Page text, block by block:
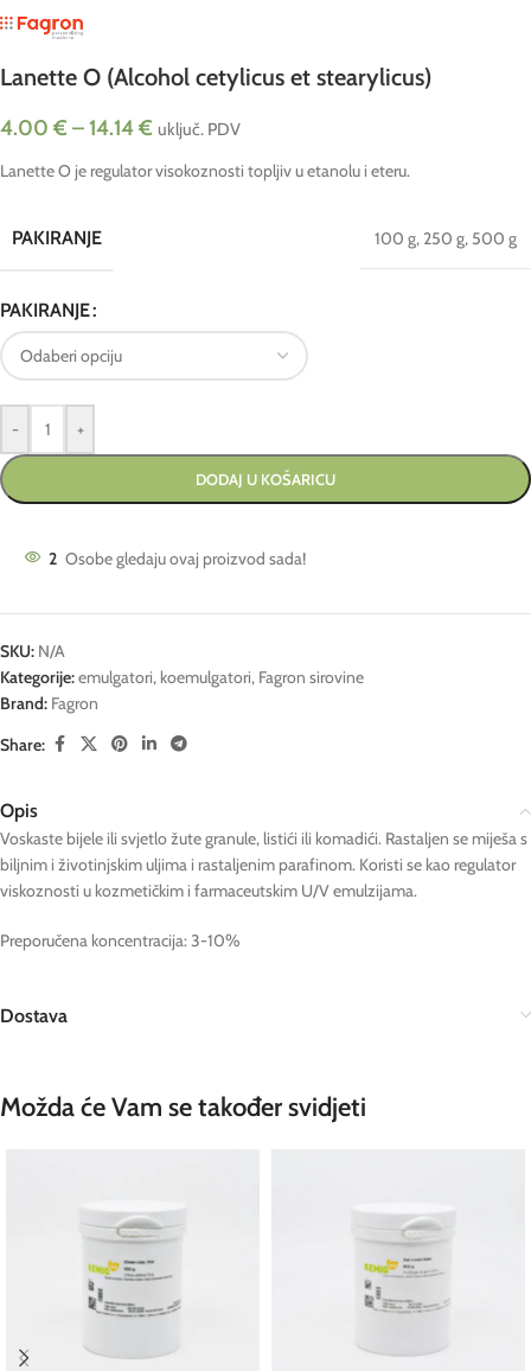
Lanette O (Alcohol cetylicus et stearylicus)
4.00 € –14.14€ uključ. PDV
Lanette O je regulator visokoznosti topljiv u etanolu i eteru.
PAKIRANJE 100 g, 250 g, 500 g
PAKIRANJE
- +
DODAJ U KOŠARICU
2 Osobe gledaju ovaj proizvod sada!
SKU: N/A
Kategorije:emulgatori, koemulgatori, Fagron sirovine
Brand: Fagron
Share:
Opis
Voskaste bijele ili svjetlo žute granule, listići ili komadići. Rastaljen se miješa s
biljnim i životinjskim uljima i rastaljenim parafinom. Koristi se kao regulator
viskoznosti u kozmetičkim i farmaceutskim U/V emulzijama.
Preporučena koncentracija: 3-10%
Dostava
Možda će Vam se također svidjeti